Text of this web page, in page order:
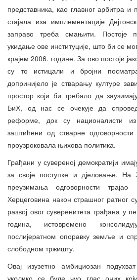
представника, као главног арбитра и
стајала иза имплементације
заправо треба смањити. Постоје
укидање ове институције, што би се
крајем 2006. године. За ово постоји
су то истицали и бројни
допринијело је стварању културе
простор који би требало да
БиХ, од нас се очекује да
реформе, док су националисти из
заштићени од стварне
проузроковала њихова политика.
Грађани у сувереној демократији
за своје поступке и дјеловање. На
преузимања одговорности
Херцеговина након страшног ратног
развој овог суверенитета грађана у
година, истовремено
послијератном опоравку земље и
слободном тржишту.
Овај изузетно амбициозан
уколико се буде чуо глас оних који